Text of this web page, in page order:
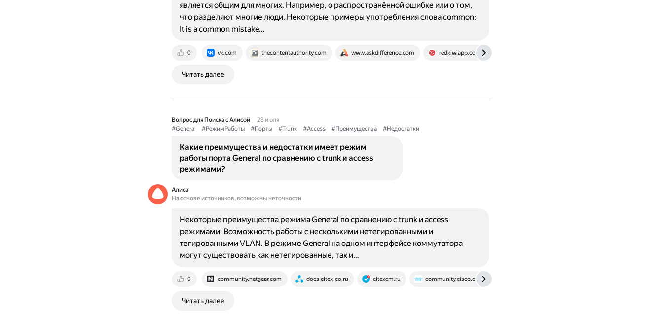
0 vk.com thecontentauthority.com www.askdifference.com redkiwiapp.com
является общим для многих. Например, о распространённой ошибке или о том,
что разделяют многие люди. Некоторые примеры употребления слова common:
It is a common mistake…
Читать далее
Вопрос для Поиска с Алисой
28 июля
#General
#РежимРаботы #Порты #Trunk #Access #Преимущества #Недостатки
Какие преимущества и недостатки имеет режим
работы порта General по сравнению с trunk и access
режимами?
Алиса
На основе источников, возможны неточности
0 community.netgear.com docs.eltex-co.ru eltexcm.ru community.cisco.com
Некоторые преимущества режима General по сравнению с trunk и access
режимами: Возможность работы с несколькими нетегированными и
тегированными VLAN. В режиме General на одном интерфейсе коммутатора
могут существовать как нетегированные, так и…
Читать далее